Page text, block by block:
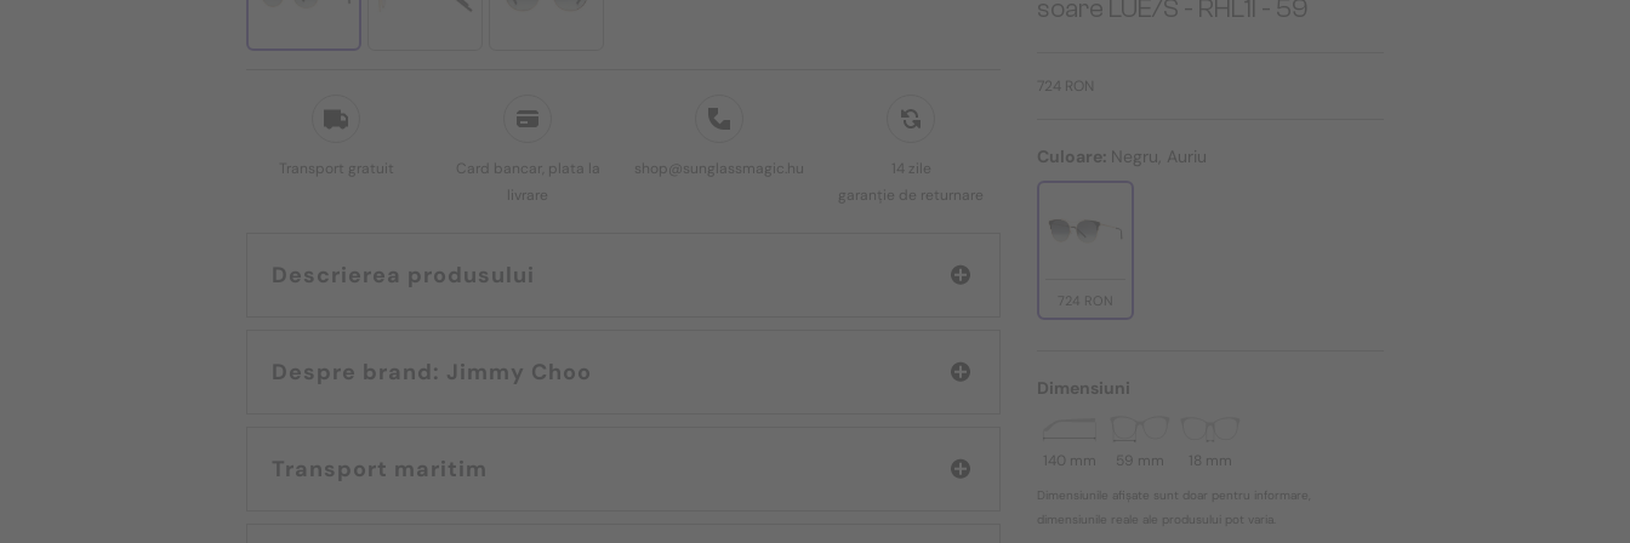
Transport gratuit
Card bancar, plata la
livrare
shop@sunglassmagic.hu
14 zile
garanție de returnare
Descrierea produsului
Despre brand: Jimmy Choo
Transport maritim
soare LUE/S - RHL1I - 59
724 RON
Culoare: Negru, Auriu
724 RON
Dimensiuni
140 mm 59 mm 18 mm
Dimensiunile afișate sunt doar pentru informare,
dimensiunile reale ale produsului pot varia.